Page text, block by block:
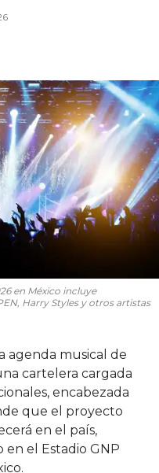
en México incluye
Harry Styles y otros artistas
agenda musical de
cartelera cargada
encabezada
que el proyecto
en el país,
en el Estadio GNP